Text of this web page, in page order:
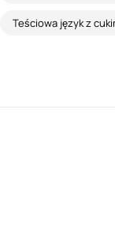
Teściowa język z